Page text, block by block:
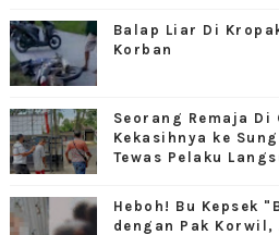
Balap Liar Di
Korban
Seorang Remaja Di
Kekasihnya ke
Tewas Pelaku
Heboh! Bu Kepsek
dengan Pak